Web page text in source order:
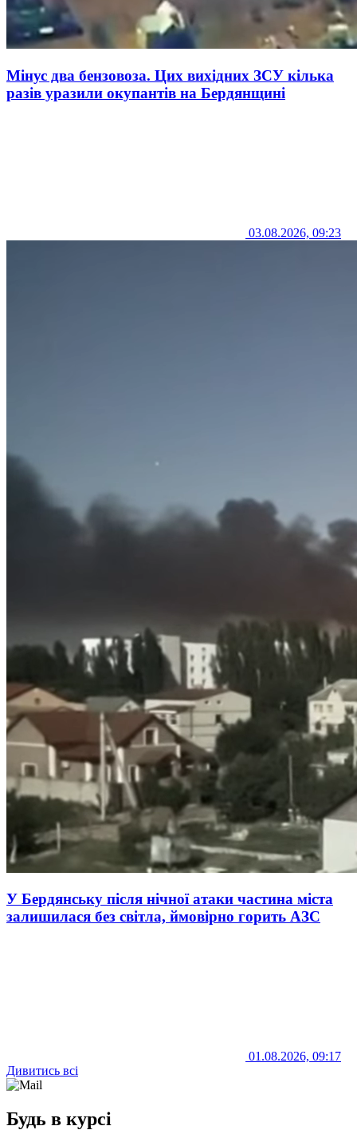
Мінус два бензовоза. Цих вихідних ЗСУ кілька
разів уразили окупантів на Бердянщині
03.08.2026, 09:23
У Бердянську після нічної атаки частина міста
залишилася без світла, ймовірно горить АЗС
01.08.2026, 09:17
Дивитись всі
Будь в курсі